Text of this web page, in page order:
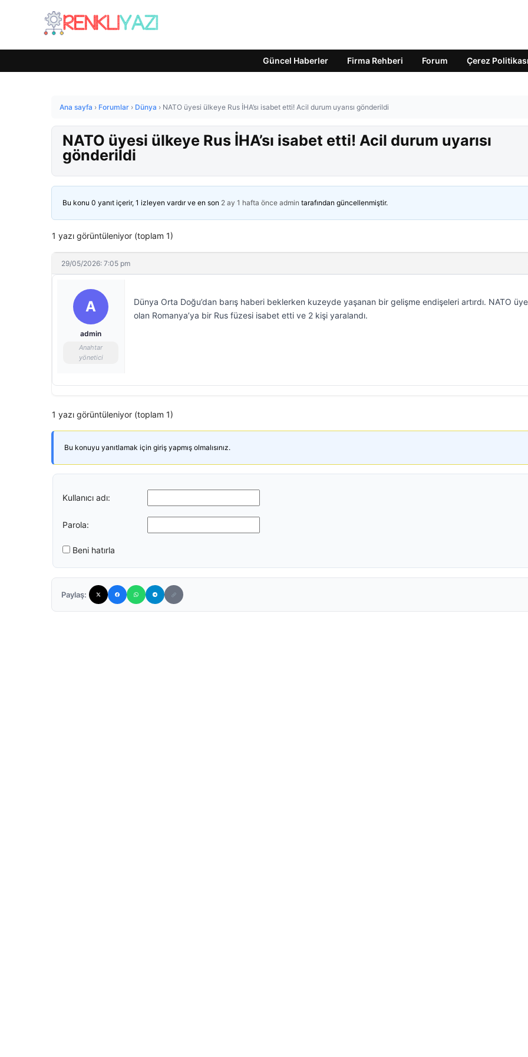
Güncel Haberler Firma Rehberi Forum Çerez Politikası
Ana sayfa › Forumlar › Dünya › NATO üyesi ülkeye Rus İHA’sı isabet etti! Acil durum uyarısı gönderildi
NATO üyesi ülkeye Rus İHA’sı isabet etti! Acil durum uyarısı
gönderildi
Bu konu 0 yanıt içerir, 1 izleyen vardır ve en son 2 ay 1 hafta önce admin tarafından güncellenmiştir.
1 yazı görüntüleniyor (toplam 1)
29/05/2026: 7:05 pm
A
admin
Anahtar
yönetici
Dünya Orta Doğu’dan barış haberi beklerken kuzeyde yaşanan bir gelişme endişeleri artırdı. NATO
olan Romanya’ya bir Rus füzesi isabet etti ve 2 kişi yaralandı.
1 yazı görüntüleniyor (toplam 1)
Bu konuyu yanıtlamak için giriş yapmış olmalısınız.
Kullanıcı adı:
Parola:
Beni hatırla
Paylaş: